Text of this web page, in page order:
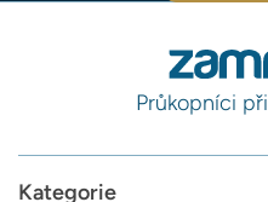
Průkopníci
Kategorie